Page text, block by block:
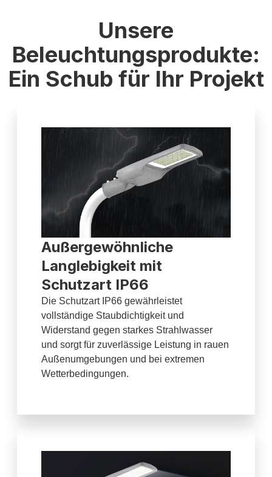
Unsere
Beleuchtungsprodukte:
Ein Schub für Ihr Projekt
Außergewöhnliche
Langlebigkeit mit
Schutzart IP66
Die Schutzart IP66 gewährleistet
vollständige Staubdichtigkeit und
Widerstand gegen starkes Strahlwasser
und sorgt für zuverlässige Leistung in rauen
Außenumgebungen und bei extremen
Wetterbedingungen.